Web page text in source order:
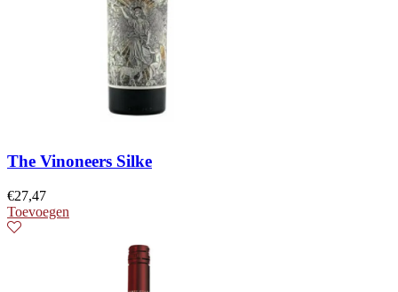
The Vinoneers Silke
€27,47
Toevoegen